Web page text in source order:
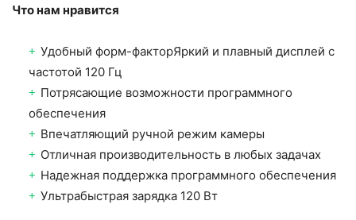
Что нам нравится
Удобный форм-факторЯркий и плавный дисплей с
частотой 120 Гц
Потрясающие возможности программного
обеспечения
Впечатляющий ручной режим камеры
Отличная производительность в любых задачах
Надежная поддержка программного обеспечения
Ультрабыстрая зарядка 120 Вт